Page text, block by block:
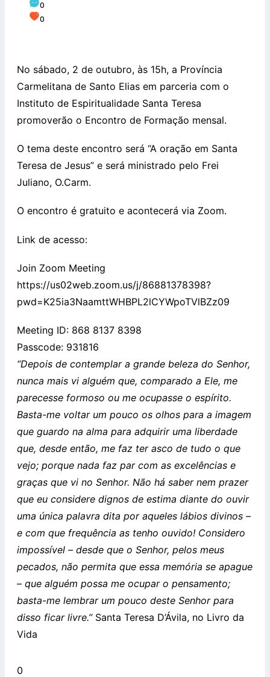
0
0
No sábado, 2 de outubro, às 15h, a Província
Carmelitana de Santo Elias em parceria com o
Instituto de Espiritualidade Santa Teresa
promoverão o Encontro de Formação mensal.
O tema deste encontro será “A oração em Santa
Teresa de Jesus” e será ministrado pelo Frei
Juliano, O.Carm.
O encontro é gratuito e acontecerá via Zoom.
Link de acesso:
Join Zoom Meeting
https://us02web.zoom.us/j/86881378398?
pwd=K25ia3NaamttWHBPL2lCYWpoTVlBZz09
Meeting ID: 868 8137 8398
Passcode: 931816
“Depois de contemplar a grande beleza do Senhor,
nunca mais vi alguém que, comparado a Ele, me
parecesse formoso ou me ocupasse o espírito.
Basta-me voltar um pouco os olhos para a imagem
que guardo na alma para adquirir uma liberdade
que, desde então, me faz ter asco de tudo o que
vejo; porque nada faz par com as excelências e
graças que vi no Senhor. Não há saber nem prazer
que eu considere dignos de estima diante do ouvir
uma única palavra dita por aqueles lábios divinos –
e com que frequência as tenho ouvido! Considero
impossível – desde que o Senhor, pelos meus
pecados, não permita que essa memória se apague
– que alguém possa me ocupar o pensamento;
basta-me lembrar um pouco deste Senhor para
disso ficar livre.’’Santa Teresa D’Ávila, no Livro da
Vida
0